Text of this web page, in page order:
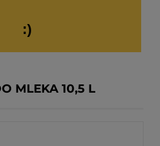
:)
MLEKA 10,5 L